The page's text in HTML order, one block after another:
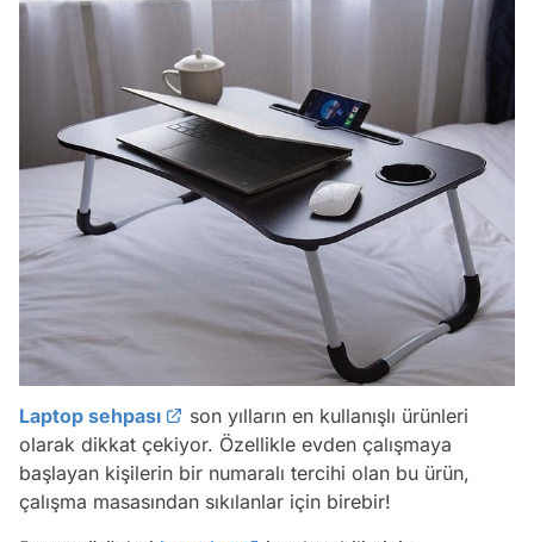
Laptop sehpası
son yılların en kullanışlı ürünleri
olarak dikkat çekiyor. Özellikle evden çalışmaya
başlayan kişilerin bir numaralı tercihi olan bu ürün,
çalışma masasından sıkılanlar için birebir!